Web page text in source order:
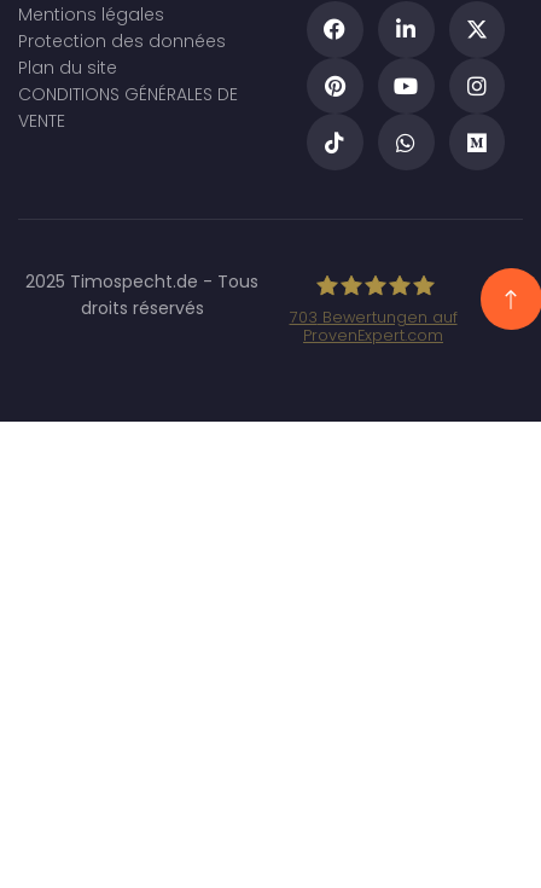
Mentions légales
Protection des données
Plan du site
CONDITIONS GÉNÉRALES DE
VENTE
2025 Timospecht.de - Tous
droits réservés
GmbH - SEO/SEA
703 Bewertungen auf
ProvenExpert.com